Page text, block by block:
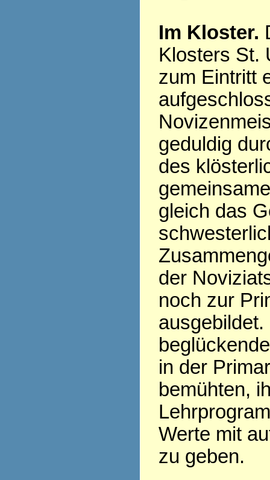
Im Kloster.
Klosters St.
zum Eintritt
geduldig
des
gleich das
der
noch zur
in der
bemühten,
Werte mit
zu geben.